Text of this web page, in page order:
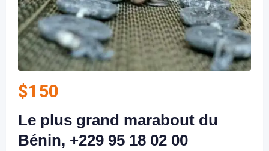
$150
Le plus grand marabout du
Bénin, +229 95 18 02 00